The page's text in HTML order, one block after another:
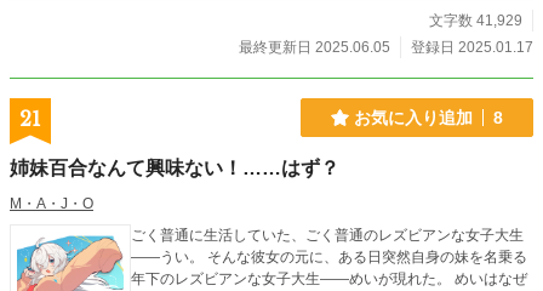
文字数 41,929
最終更新日 2025.06.05
登録日 2025.01.17
21 お気に入り追加 8
姉妹百合なんて興味ない！……はず？
M・A・J・O
ごく普通に生活していた、ごく普通のレズビアンな女子大生
――うい。 そんな彼女の元に、ある日突然自身の妹を名乗る
年下のレズビアンな女子大生――めいが現れた。 めいはなぜ